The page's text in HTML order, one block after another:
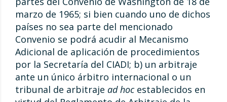
marzo de 1965; si bien cuando uno de dichos
países no sea parte del mencionado
Convenio se podrá acudir al Mecanismo
Adicional de aplicación de procedimientos
por la Secretaría del CIADI; b) un arbitraje
ante un único árbitro internacional o un
tribunal de arbitraje ad hocestablecidos en